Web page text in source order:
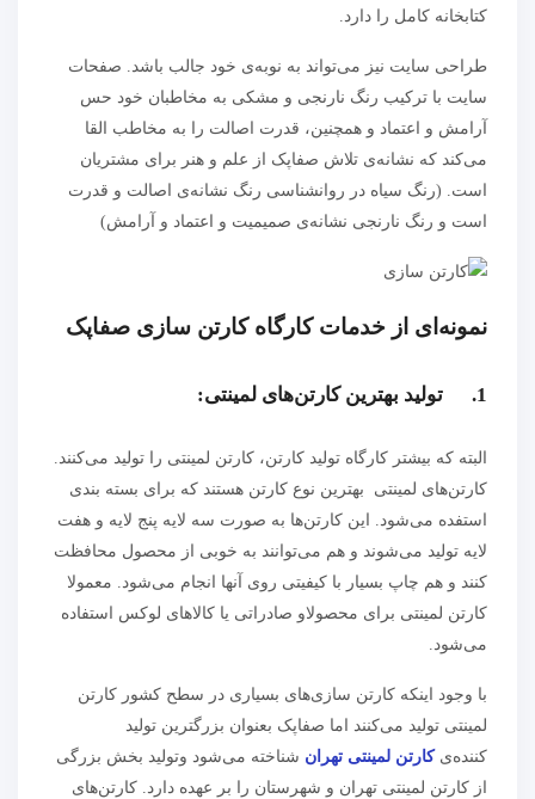
کتابخانه کامل را دارد.
طراحی سایت نیز می‌تواند به نوبه‌ی خود جالب باشد. صفحات
سایت با ترکیب رنگ نارنجی و مشکی به مخاطبان خود حس
آرامش و اعتماد و همچنین، قدرت اصالت را به مخاطب القا
می‌کند که نشانه‌ی تلاش صفاپک از علم و هنر برای مشتریان
است. (رنگ سیاه در روانشناسی رنگ نشانه‌ی اصالت و قدرت
است و رنگ نارنجی نشانه‌ی صمیمیت و اعتماد و آرامش)
نمونه‌ای از خدمات کارگاه کارتن سازی صفاپک
1. تولید بهترین کارتن‌های لمینتی:
البته که بیشتر کارگاه‌ تولید کارتن، کارتن لمینتی را تولید می‌کنند.
کارتن‌های لمینتی بهترین نوع کارتن هستند که برای بسته بندی
استفده می‌شود. این کارتن‌ها به صورت سه لایه پنج لایه و هفت
لایه تولید می‌شوند و هم می‌توانند به خوبی از محصول محافظت
کنند و هم چاپ بسیار با کیفیتی روی آنها انجام می‌شود. معمولا
کارتن لمینتی برای محصولاو صادراتی یا کالا‌های لوکس استفاده
می‌شود.
با وجود اینکه کارتن‌ سازی‌های بسیاری در سطح کشور کارتن
لمینتی تولید می‌کنند اما صفاپک بعنوان بزرگترین تولید
کننده‌یکارتن لمینتی تهران شناخته می‌شود وتولید بخش بزرگی
از کارتن لمینتی تهران و شهرستان را بر عهده دارد. کارتن‌های